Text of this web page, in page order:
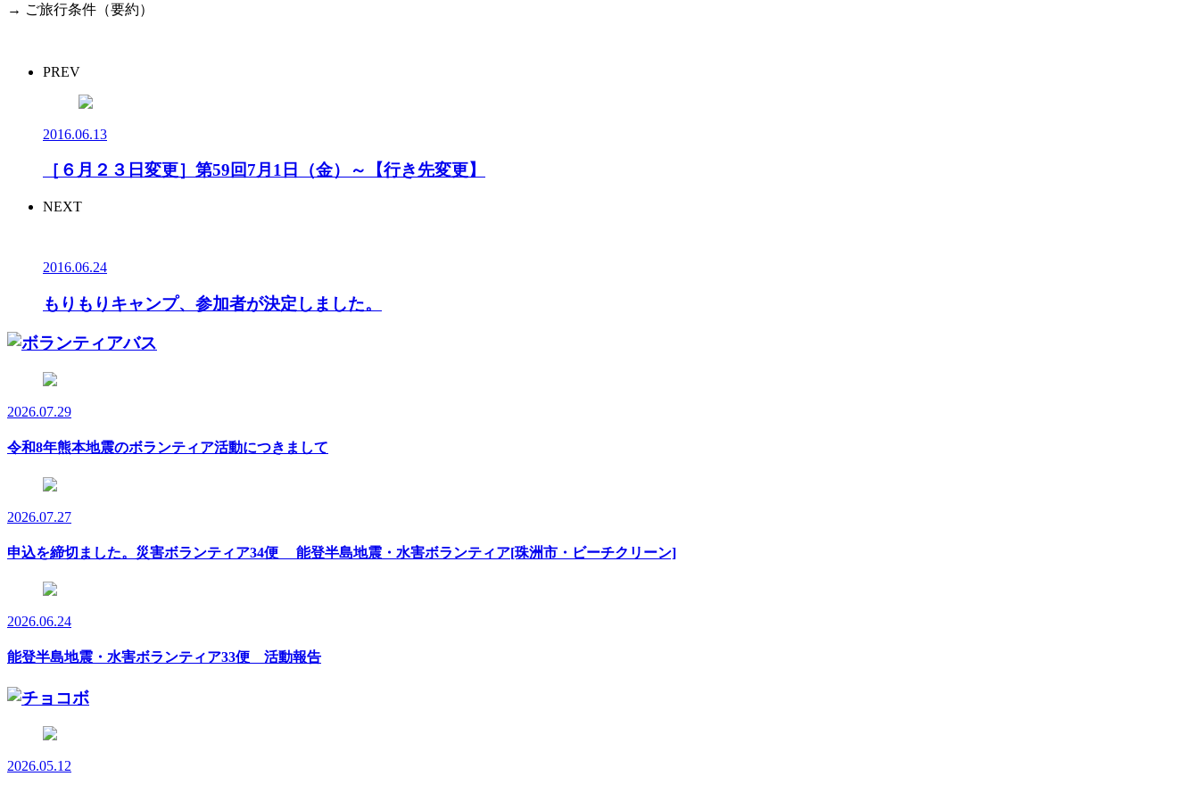
→ ご旅行条件（要約）
PREV
2016.06.13
［６月２３日変更］第59回7月1日（金）～【行き先変更】
NEXT
2016.06.24
もりもりキャンプ、参加者が決定しました。
2026.07.29
令和8年熊本地震のボランティア活動につきまして
2026.07.27
申込を締切ました。災害ボランティア34便 能登半島地震・水害ボランティア[珠洲市・ビーチクリーン]
2026.06.24
能登半島地震・水害ボランティア33便 活動報告
2026.05.12